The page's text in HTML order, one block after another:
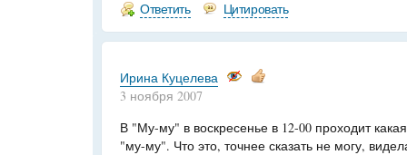
Ответить Цитировать
Ирина Куцелева
3 ноября 2007
В "Му-му" в воскресенье в 12-00 проходит
"му-му". Что это, точнее сказать не могу,